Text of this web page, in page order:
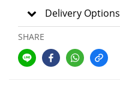
Delivery Options
SHARE